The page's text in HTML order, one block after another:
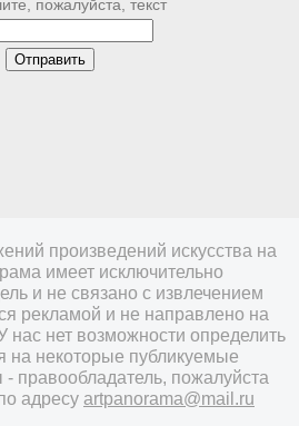
пожалуйста, текст
произведений искусства на
имеет исключительно
и не связано с извлечением
рекламой и не направлено на
нас нет возможности определить
на некоторые публикуемые
правообладатель, пожалуйста
адресу artpanorama@mail.ru